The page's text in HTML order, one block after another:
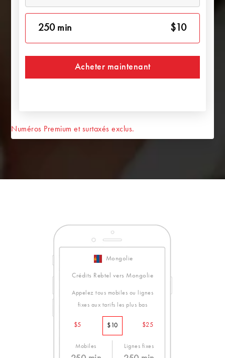
250 min $10
Acheter maintenant
Numéros Premium et surtaxés exclus.
Mongolie
Crédits Rebtel vers Mongolie
Appelez tous mobiles ou lignes
fixes aux tarifs les plus bas
$5 $10 $25
Mobiles Lignes fixes